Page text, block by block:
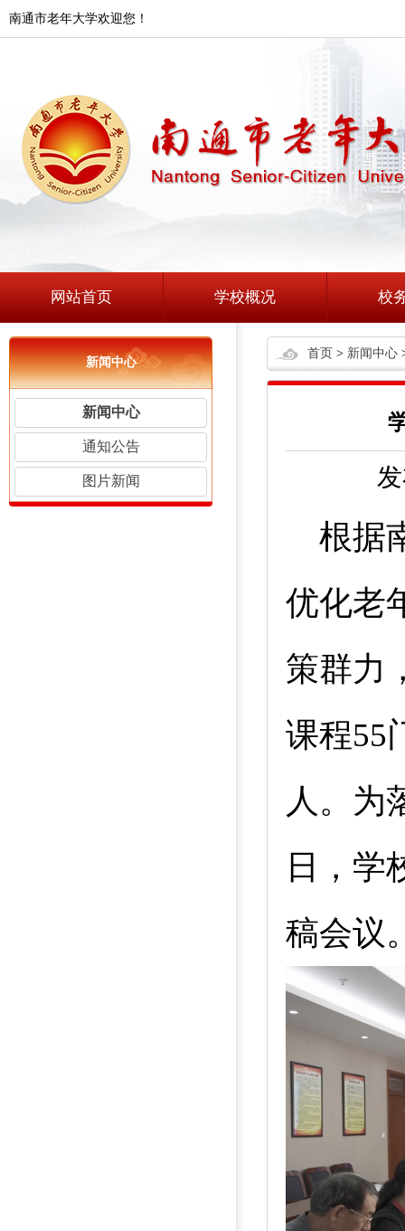
南通市老年大学欢迎您！
网站首页 学校概况 校
新闻中心
新闻中心
通知公告
图片新闻
首页 > 新闻中心
根据
优化老
策群力
课程55
人。为
日，学
稿会议